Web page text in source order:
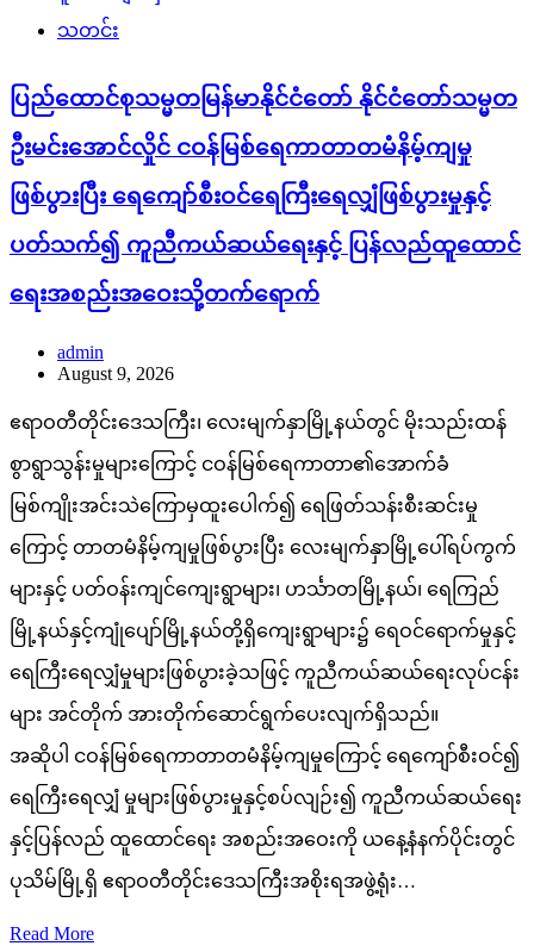
သတင်း
ပြည်ထောင်စုသမ္မတမြန်မာနိုင်ငံတော် နိုင်ငံတော်သမ္မတ
ဦးမင်းအောင်လှိုင် ငဝန်မြစ်ရေကာတာတမံနိမ့်ကျမှု
ဖြစ်ပွားပြီး ရေကျော်စီးဝင်ရေကြီးရေလျှံဖြစ်ပွားမှုနှင့်
ပတ်သက်၍ ကူညီကယ်ဆယ်ရေးနှင့် ပြန်လည်ထူထောင်
ရေးအစည်းအဝေးသို့တက်ရောက်
admin
August 9, 2026
ဧရာဝတီတိုင်းဒေသကြီး၊ လေးမျက်နှာမြို့နယ်တွင် မိုးသည်းထန်
စွာရွာသွန်းမှုများကြောင့် ငဝန်မြစ်ရေကာတာ၏အောက်ခံ
မြစ်ကျိုးအင်းသဲကြောမှထူးပေါက်၍ ရေဖြတ်သန်းစီးဆင်းမှု
ကြောင့် တာတမံနိမ့်ကျမှုဖြစ်ပွားပြီး လေးမျက်နှာမြို့ပေါ်ရပ်ကွက်
များနှင့် ပတ်ဝန်းကျင်ကျေးရွာများ၊ ဟင်္သာတမြို့နယ်၊ ရေကြည်
မြို့နယ်နှင့်ကျုံပျော်မြို့နယ်တို့ရှိကျေးရွာများ၌ ရေဝင်ရောက်မှုနှင့်
ရေကြီးရေလျှံမှုများဖြစ်ပွားခဲ့သဖြင့် ကူညီကယ်ဆယ်ရေးလုပ်ငန်း
များ အင်တိုက် အားတိုက်ဆောင်ရွက်ပေးလျက်ရှိသည်။
အဆိုပါ ငဝန်မြစ်ရေကာတာတမံနိမ့်ကျမှုကြောင့် ရေကျော်စီးဝင်၍
ရေကြီးရေလျှံ မှုများဖြစ်ပွားမှုနှင့်စပ်လျဉ်း၍ ကူညီကယ်ဆယ်ရေး
နှင့်ပြန်လည် ထူထောင်ရေး အစည်းအဝေးကို ယနေ့နံနက်ပိုင်းတွင်
ပုသိမ်မြို့ရှိ ဧရာဝတီတိုင်းဒေသကြီးအစိုးရအဖွဲ့ရုံး…
Read More